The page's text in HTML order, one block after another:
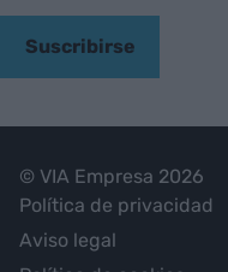
Suscribirse
© VIA Empresa 2026
Política de privacidad
Aviso legal